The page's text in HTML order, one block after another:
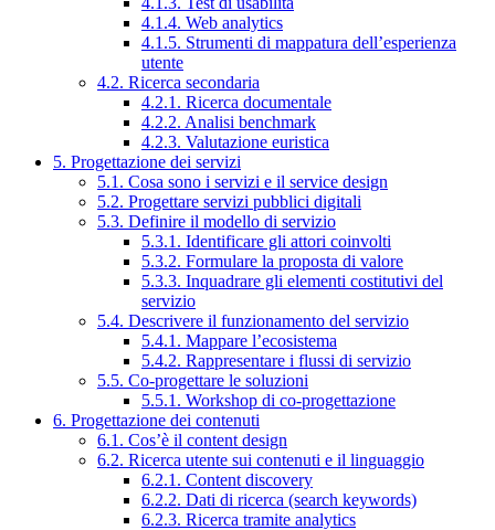
4.1.4. Web analytics
4.1.5. Strumenti di mappatura dell’esperienza
utente
4.2. Ricerca secondaria
4.2.1. Ricerca documentale
4.2.2. Analisi benchmark
4.2.3. Valutazione euristica
5. Progettazione dei servizi
5.1. Cosa sono i servizi e il service design
5.2. Progettare servizi pubblici digitali
5.3. Definire il modello di servizio
5.3.1. Identificare gli attori coinvolti
5.3.2. Formulare la proposta di valore
5.3.3. Inquadrare gli elementi costitutivi del
servizio
5.4. Descrivere il funzionamento del servizio
5.4.1. Mappare l’ecosistema
5.4.2. Rappresentare i flussi di servizio
5.5. Co-progettare le soluzioni
5.5.1. Workshop di co-progettazione
6. Progettazione dei contenuti
6.1. Cos’è il content design
6.2. Ricerca utente sui contenuti e il linguaggio
6.2.1. Content discovery
6.2.2. Dati di ricerca (search keywords)
6.2.3. Ricerca tramite analytics